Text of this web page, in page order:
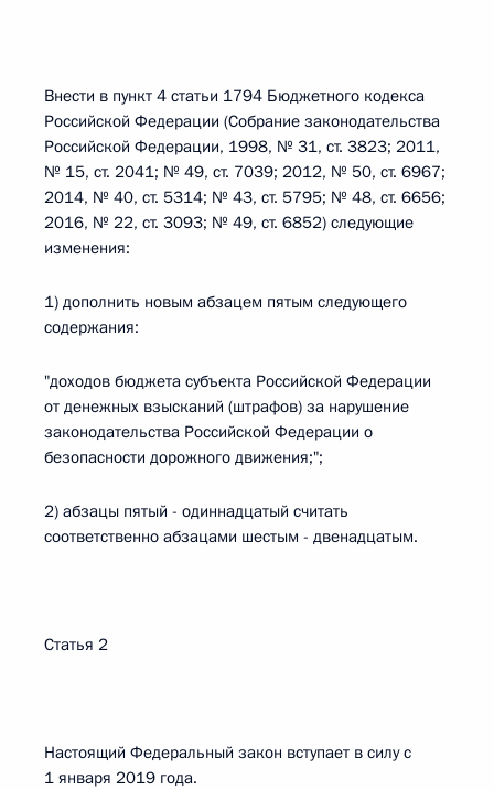
Внести в пункт 4 статьи 1794 Бюджетного кодекса
Российской Федерации (Собрание законодательства
Российской Федерации, 1998, № 31, ст. 3823; 2011,
№ 15, ст. 2041; № 49, ст. 7039; 2012, № 50, ст. 6967;
2014, № 40, ст. 5314; № 43, ст. 5795; № 48, ст. 6656;
2016, № 22, ст. 3093; № 49, ст. 6852) следующие
изменения:
1) дополнить новым абзацем пятым следующего
содержания:
"доходов бюджета субъекта Российской Федерации
от денежных взысканий (штрафов) за нарушение
законодательства Российской Федерации о
безопасности дорожного движения;";
2) абзацы пятый - одиннадцатый считать
соответственно абзацами шестым - двенадцатым.
Статья 2
Настоящий Федеральный закон вступает в силу с
1 января 2019 года.